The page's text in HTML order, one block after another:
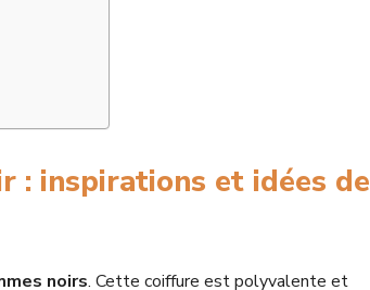
: inspirations et idées de
noirs. Cette coiffure est polyvalente et